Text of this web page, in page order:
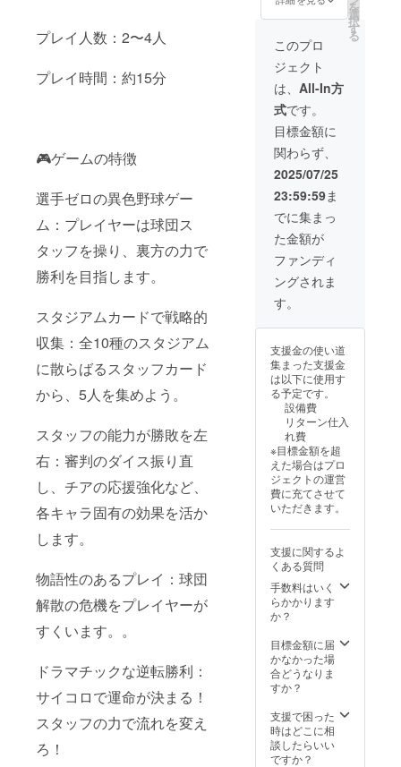
プレイ人数：2〜4人
プレイ時間：約15分
🎮ゲームの特徴
選手ゼロの異色野球ゲー
ム：プレイヤーは球団ス
タッフを操り、裏方の力で
勝利を目指します。
スタジアムカードで戦略的
収集：全10種のスタジアム
に散らばるスタッフカード
から、5人を集めよう。
スタッフの能力が勝敗を左
右：審判のダイス振り直
し、チアの応援強化など、
各キャラ固有の効果を活か
します。
物語性のあるプレイ：球団
解散の危機をプレイヤーが
すくいます。。
ドラマチックな逆転勝利：
サイコロで運命が決まる！
スタッフの力で流れを変え
ろ！
サイズ
のカー
ド 依頼
数に応
じて印
刷しま
すので
リター
ンの個
数制限
はあり
ませ
ん。
を
選
択
す
る
このプロ
ジェクト
は、 All-In方
式です。
目標金額に
関わらず、
2025/07/25
23:59:59ま
でに集まっ
た金額が
ファンディ
ングされま
す。
支援金の使い道
集まった支援金
は以下に使用す
る予定です。
設備費
リターン仕入
れ費
※目標金額を超
えた場合はプロ
ジェクトの運営
費に充てさせて
いただきます。
支援に関するよ
くある質問
手数料はいく
らかかります
か？
目標金額に届
かなかった場
合どうなりま
すか？
支援で困った
時はどこに相
談したらいい
ですか？